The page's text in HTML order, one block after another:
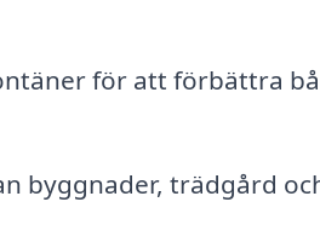
för att förbättra
byggnader, trädgård